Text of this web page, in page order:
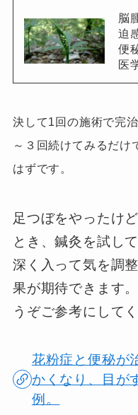
脳
迫
便
医
決して1回の施術で完
～３回続けてみるだけ
はずです。
足つぼをやったけ
とき、鍼灸を試し
深く入って気を調
果が期待できます
うぞご参考にしてく
花粉症と便秘が
かくなり、目が
例。